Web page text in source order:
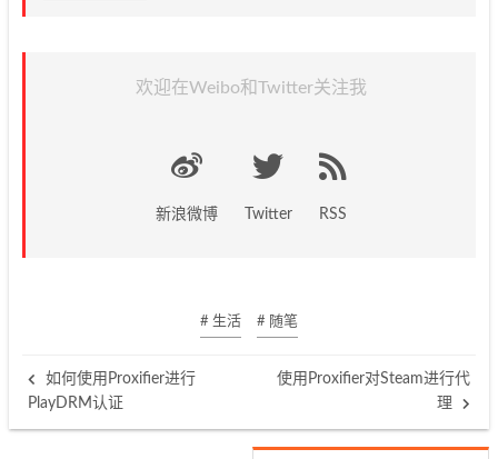
欢迎在Weibo和Twitter关注我
新浪微博 Twitter RSS
# 生活 # 随笔
如何使用Proxifier进行
PlayDRM认证
使用Proxifier对Steam进行代
理